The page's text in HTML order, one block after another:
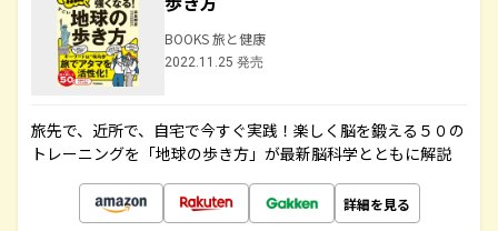
BOOKS 旅と健康
2022.11.25 発売
旅先で、近所で、自宅で今すぐ実践！楽しく脳を鍛える５０の
トレーニングを「地球の歩き方」が最新脳科学とともに解説
詳細を見る